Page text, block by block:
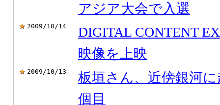
アジア大会で入選
2009/10/14
DIGITAL CONTENT
映像を上映
2009/10/13
板垣さん、近傍銀河
個目